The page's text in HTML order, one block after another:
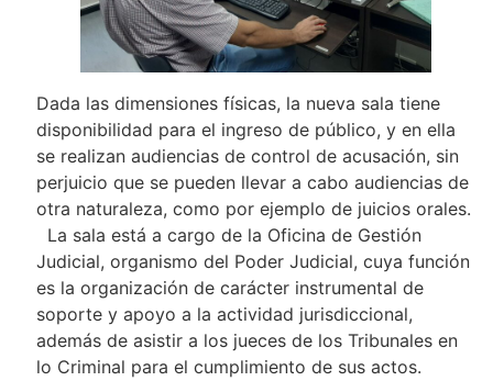
Dada las dimensiones físicas, la nueva sala tiene
disponibilidad para el ingreso de público, y en ella
se realizan audiencias de control de acusación, sin
perjuicio que se pueden llevar a cabo audiencias de
otra naturaleza, como por ejemplo de juicios orales.
La sala está a cargo de la Oficina de Gestión
Judicial, organismo del Poder Judicial, cuya función
es la organización de carácter instrumental de
soporte y apoyo a la actividad jurisdiccional,
además de asistir a los jueces de los Tribunales en
lo Criminal para el cumplimiento de sus actos.